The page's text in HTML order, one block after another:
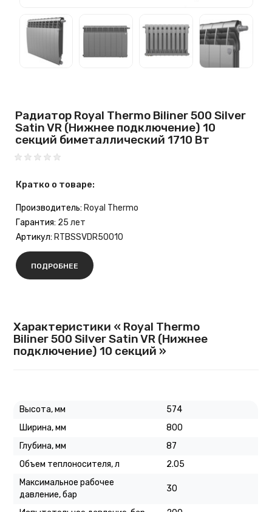
Радиатор Royal Thermo Biliner 500 Silver
Satin VR (Нижнее подключение) 10
секций биметаллический 1710 Вт
Кратко о товаре:
Производитель: Royal Thermo
Гарантия: 25 лет
Артикул: RTBSSVDR50010
ПОДРОБНЕЕ
Характеристики « Royal Thermo
Biliner 500 Silver Satin VR (Нижнее
подключение) 10 секций »
Высота, мм
574
Ширина, мм
800
Глубина, мм
87
Объем теплоносителя, л
2.05
Максимальное рабочее
давление, бар
30